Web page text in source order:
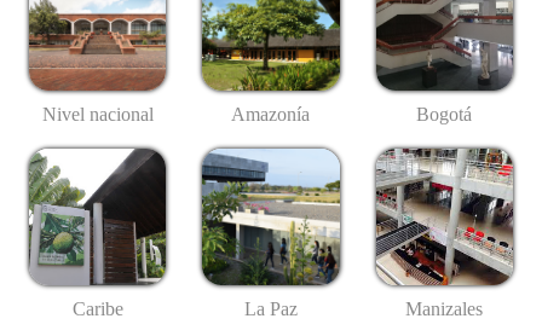
Nivel nacional Amazonía Bogotá
Caribe La Paz Manizales